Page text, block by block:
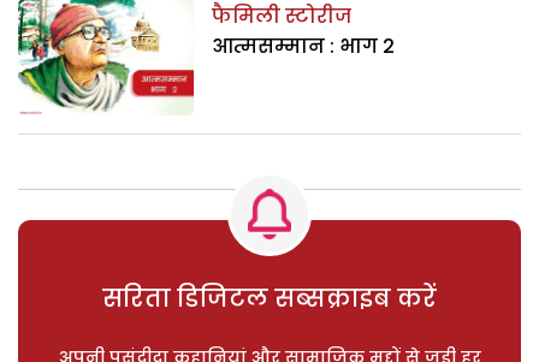
फैमिली स्टोरीज
आत्मसम्मान : भाग 2
सरिता डिजिटल सब्सक्राइब करें